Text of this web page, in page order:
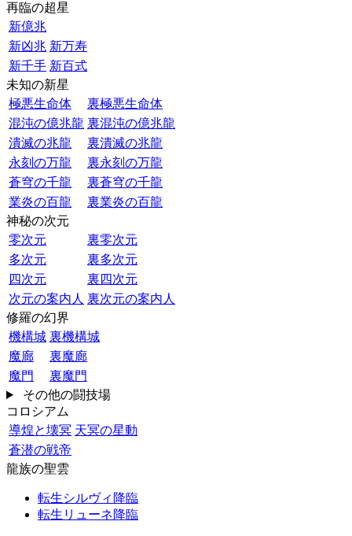
再臨の超星
新億兆
新凶兆 新万寿
新千手 新百式
未知の新星
極悪生命体
裏極悪生命体
混沌の億兆龍 裏混沌の億兆龍
潰滅の兆龍
裏潰滅の兆龍
永刻の万龍
裏永刻の万龍
蒼穹の千龍
裏蒼穹の千龍
業炎の百龍
裏業炎の百龍
神秘の次元
零次元
裏零次元
多次元
裏多次元
四次元
裏四次元
次元の案内人 裏次元の案内人
修羅の幻界
機構城 裏機構城
魔廊
裏魔廊
魔門
裏魔門
その他の闘技場
コロシアム
導煌と壊冥 天冥の星動
蒼潜の戦帝
龍族の聖雲
転生シルヴィ降臨
転生リューネ降臨